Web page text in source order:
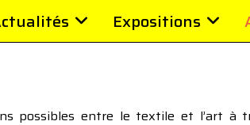
Expositions
possibles entre le textile et l’art à